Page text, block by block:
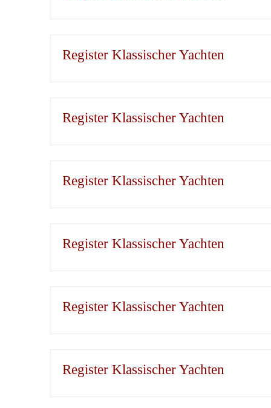
Register Klassischer Yachten
Register Klassischer Yachten
Register Klassischer Yachten
Register Klassischer Yachten
Register Klassischer Yachten
Register Klassischer Yachten